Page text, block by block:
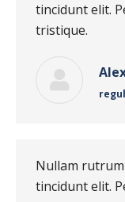
tincidunt elit.
tristique.
Nullam
tincidunt elit.